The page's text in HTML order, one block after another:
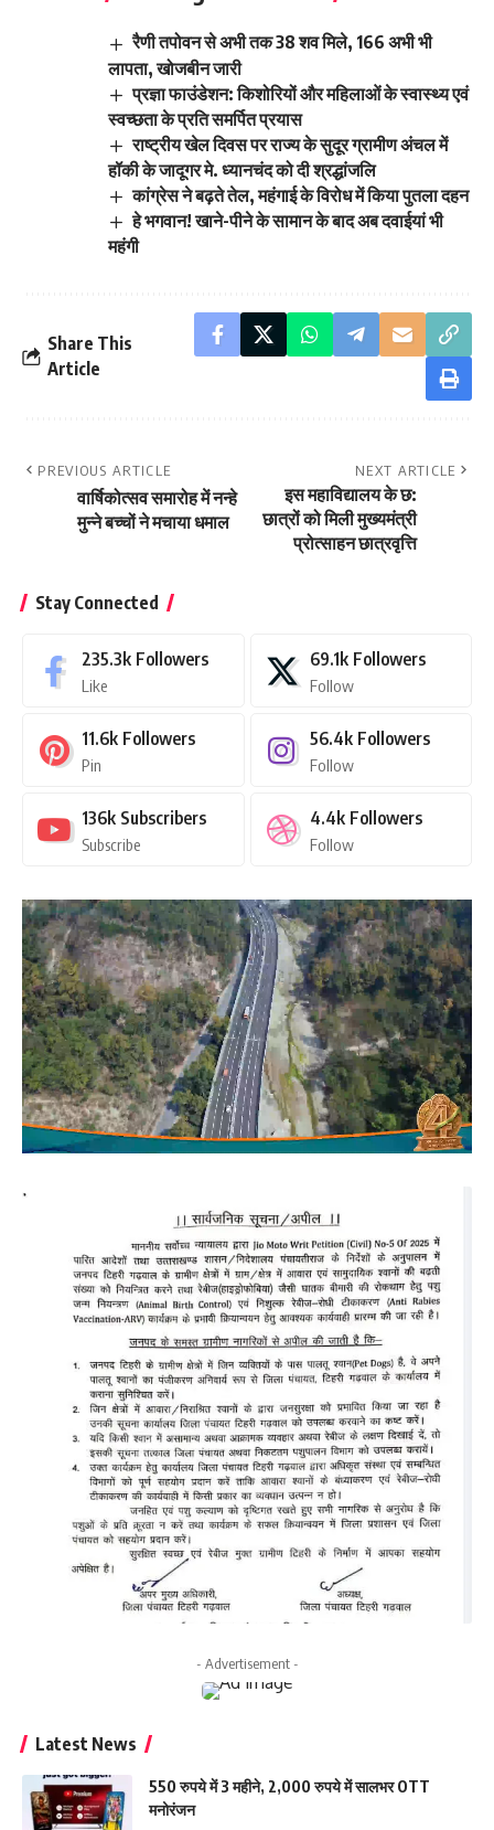
रैणी तपोवन से अभी तक 38 शव मिले, 166 अभी भी
लापता, खोजबीन जारी
प्रज्ञा फाउंडेशन: किशोरियों और महिलाओं के स्वास्थ्य एवं
स्वच्छता के प्रति समर्पित प्रयास
राष्ट्रीय खेल दिवस पर राज्य के सुदूर ग्रामीण अंचल में
हॉकी के जादूगर मे. ध्यानचंद को दी श्रद्धांजलि
कांग्रेस ने बढ़ते तेल, महंगाई के विरोध में किया पुतला दहन
हे भगवान! खाने-पीने के सामान के बाद अब दवाईयां भी
महंगी
Share This
Article
PREVIOUS ARTICLE
वार्षिकोत्सव समारोह में नन्हे
मुन्ने बच्चों ने मचाया धमाल
NEXT ARTICLE
इस महाविद्यालय के छ:
छात्रों को मिली मुख्यमंत्री
प्रोत्साहन छात्रवृत्ति
Stay Connected
235.3k Followers
Like
69.1k Followers
Follow
11.6k Followers
Pin
56.4k Followers
Follow
136k Subscribers
Subscribe
4.4k Followers
Follow
- Advertisement -
Latest News
550 रुपये में 3 महीने, 2,000 रुपये में सालभर OTT
मनोरंजन